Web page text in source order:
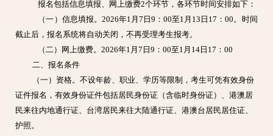
报名包括信息填报、网上缴费2个环节，各环节时间安排如下：
（一）信息填报。2026年1月7 日9：00至 1月13 日17：00。时间
截止后，报名系统将自动关闭，不再受理考生报考。
（二）网上缴费。2026年1月7日9：00至1月14日17：00
二、报名条件
（一）资格。不设年龄、职业、学历等限制，考生可凭有效身份
证件报名，有效身份证件包括居民身份证（含临时身份证）、港澳居
民来往内地通行证、台湾居民来往大陆通行证、港澳台居民居住证、
护照。